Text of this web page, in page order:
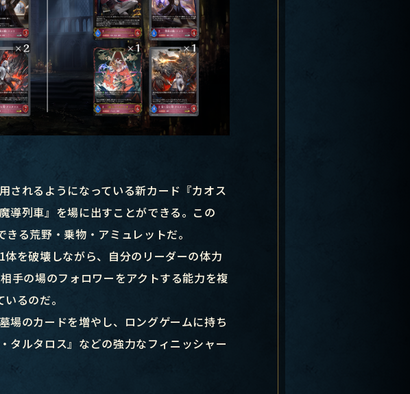
されるようになっている新カード『カオス
導列車』を場に出すことができる。この
る荒野・乗物・アミュレットだ。
を破壊しながら、自分のリーダーの体力
手の場のフォロワーをアクトする能力を複
るのだ。
場のカードを増やし、ロングゲームに持ち
タルタロス』などの強力なフィニッシャー